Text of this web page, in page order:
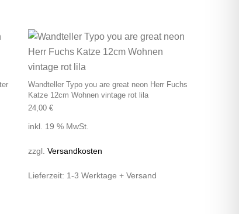
Wandteller Typo you are great neon Herr Fuchs
Katze 12cm Wohnen vintage rot lila
24,00 €
inkl. 19 % MwSt.
zzgl. Versandkosten
Lieferzeit: 1-3 Werktage + Versand